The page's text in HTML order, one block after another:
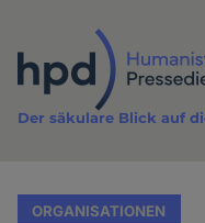
Inhalt
Der säkulare Blick auf
ORGANISATIONEN